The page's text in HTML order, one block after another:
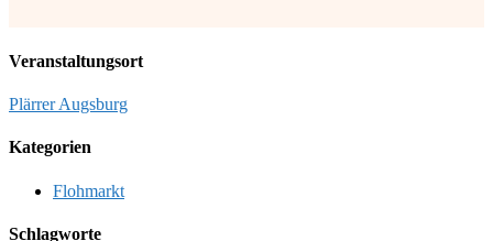
Veranstaltungsort
Plärrer Augsburg
Kategorien
Flohmarkt
Schlagworte